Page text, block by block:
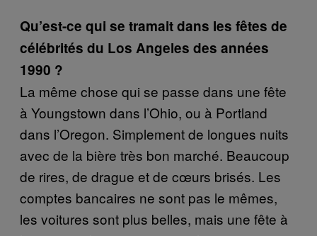
Qu’est-ce qui se tramait dans les fêtes de
célébrités du Los Angeles des années
1990 ?
La même chose qui se passe dans une fête
à Youngstown dans l’Ohio, ou à Portland
dans l’Oregon. Simplement de longues nuits
avec de la bière très bon marché. Beaucoup
de rires, de drague et de cœurs brisés. Les
comptes bancaires ne sont pas le mêmes,
les voitures sont plus belles, mais une fête à